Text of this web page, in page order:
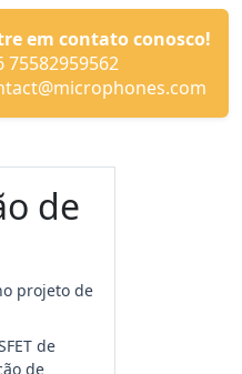
em contato conosco!
75582959562
de
projeto de
de
de